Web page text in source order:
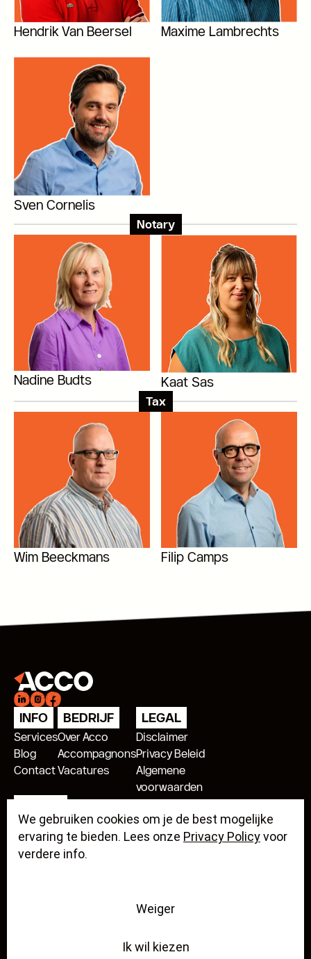
We gebruiken cookies om je de best mogelijke
ervaring te bieden. Lees onze Privacy Policyvoor
verdere info.
Weiger
Ik wil kiezen
Hendrik Van Beersel Maxime Lambrechts
Sven Cornelis
Notary
Nadine Budts Kaat Sas
Tax
Wim Beeckmans Filip Camps
INFO
Services
Blog
Contact
BEDRIJF
Over Acco
Accompagnons
Vacatures
LEGAL
Disclaimer
Privacy Beleid
Algemene
voorwaarden
Acco Antwerpen
kempen@accogroup.be
Diamantstraat 8/239